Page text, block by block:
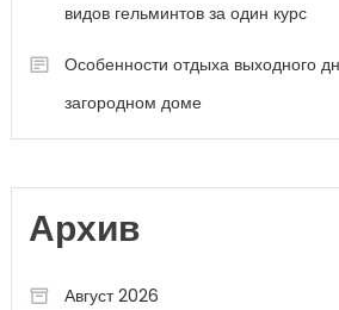
видов гельминтов за один курс
Особенности отдыха выходного
загородном доме
Архив
Август 2026